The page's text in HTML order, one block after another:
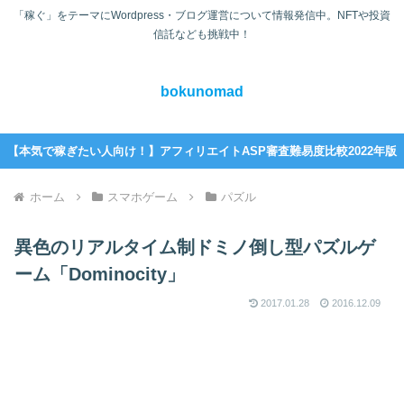
「稼ぐ」をテーマにWordpress・ブログ運営について情報発信中。NFTや投資
信託なども挑戦中！
bokunomad
【本気で稼ぎたい人向け！】アフィリエイトASP審査難易度比較2022年版
ホーム スマホゲーム パズル
異色のリアルタイム制ドミノ倒し型パズルゲ
ーム「Dominocity」
2017.01.28 2016.12.09